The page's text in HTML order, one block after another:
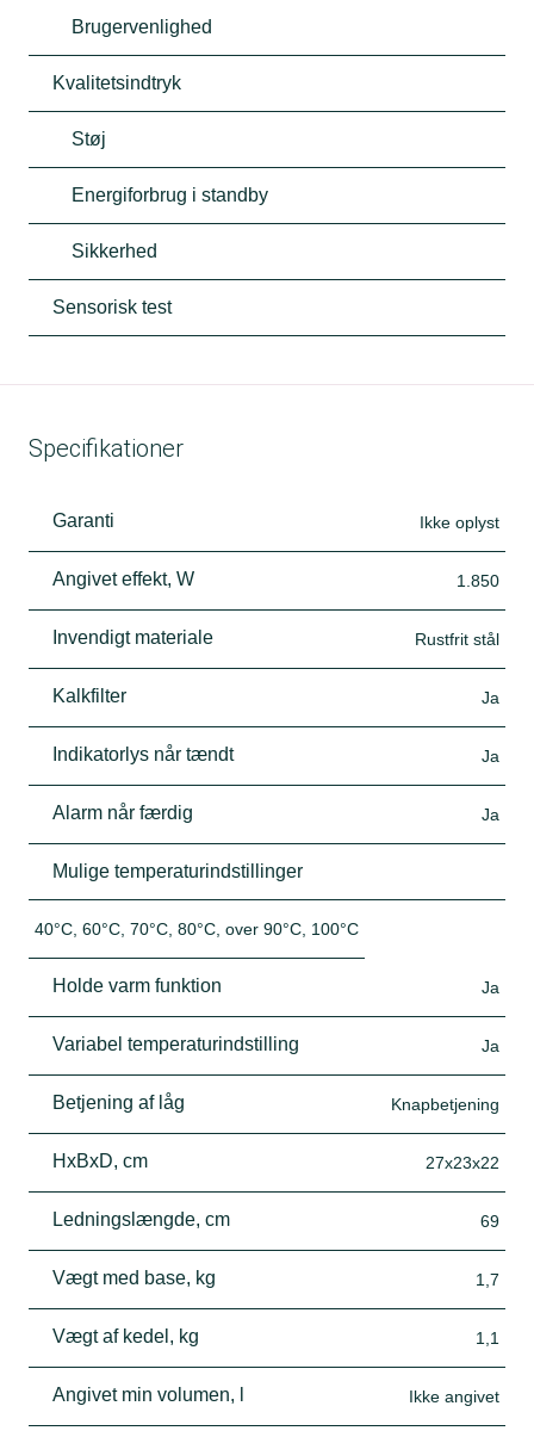
Brugervenlighed
Kvalitetsindtryk
Støj
Energiforbrug i standby
Sikkerhed
Sensorisk test
Specifikationer
Garanti Ikke oplyst
Angivet effekt, W 1.850
Invendigt materiale Rustfrit stål
Kalkfilter Ja
Indikatorlys når tændt Ja
Alarm når færdig Ja
Mulige temperaturindstillinger
40°C, 60°C, 70°C, 80°C, over 90°C, 100°C
Holde varm funktion Ja
Variabel temperaturindstilling Ja
Betjening af låg Knapbetjening
HxBxD, cm 27x23x22
Ledningslængde, cm 69
Vægt med base, kg 1,7
Vægt af kedel, kg 1,1
Angivet min volumen, l Ikke angivet